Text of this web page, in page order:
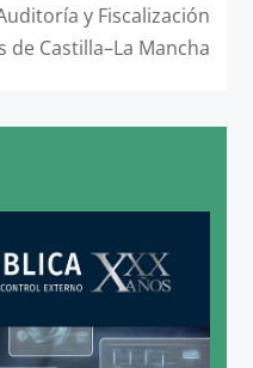
y Fiscalización
de Castilla–La Mancha